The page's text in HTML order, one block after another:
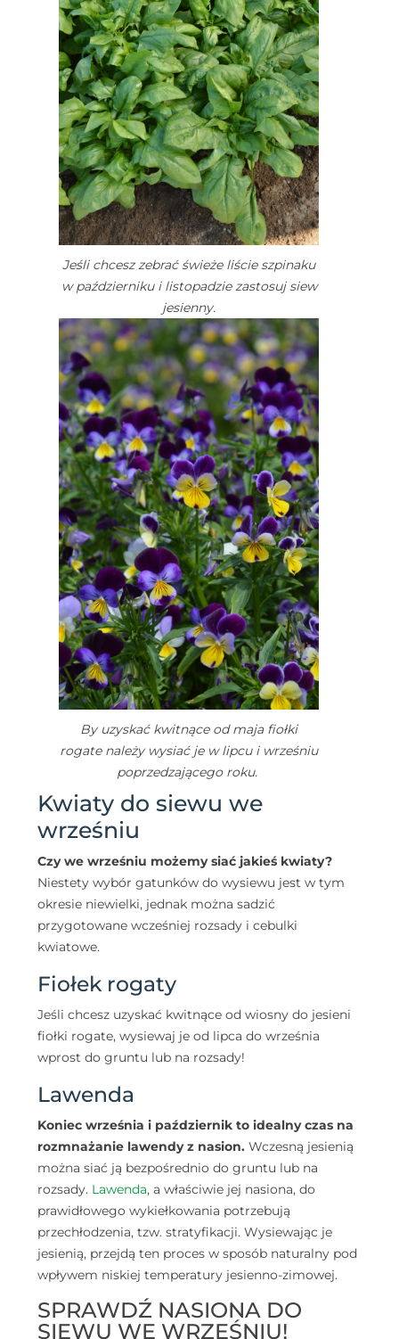
Jeśli chcesz zebrać świeże liście szpinaku
w październiku i listopadzie zastosuj siew
jesienny.
By uzyskać kwitnące od maja fiołki
rogate należy wysiać je w lipcu i wrześniu
poprzedzającego roku.
Kwiaty do siewu we
wrześniu
Czy we wrześniu możemy siać jakieś kwiaty?
Niestety wybór gatunków do wysiewu jest w tym
okresie niewielki, jednak można sadzić
przygotowane wcześniej rozsady i cebulki
kwiatowe.
Fiołek rogaty
Jeśli chcesz uzyskać kwitnące od wiosny do jesieni
fiołki rogate, wysiewaj je od lipca do września
wprost do gruntu lub na rozsady!
Lawenda
Koniec września i październik to idealny czas na
rozmnażanie lawendy z nasion. Wczesną jesienią
można siać ją bezpośrednio do gruntu lub na
rozsady. Lawenda, a właściwie jej nasiona, do
prawidłowego wykiełkowania potrzebują
przechłodzenia, tzw. stratyfikacji. Wysiewając je
jesienią, przejdą ten proces w sposób naturalny pod
wpływem niskiej temperatury jesienno-zimowej.
SPRAWDŹ NASIONA DO
SIEWU WE WRZEŚNIU!